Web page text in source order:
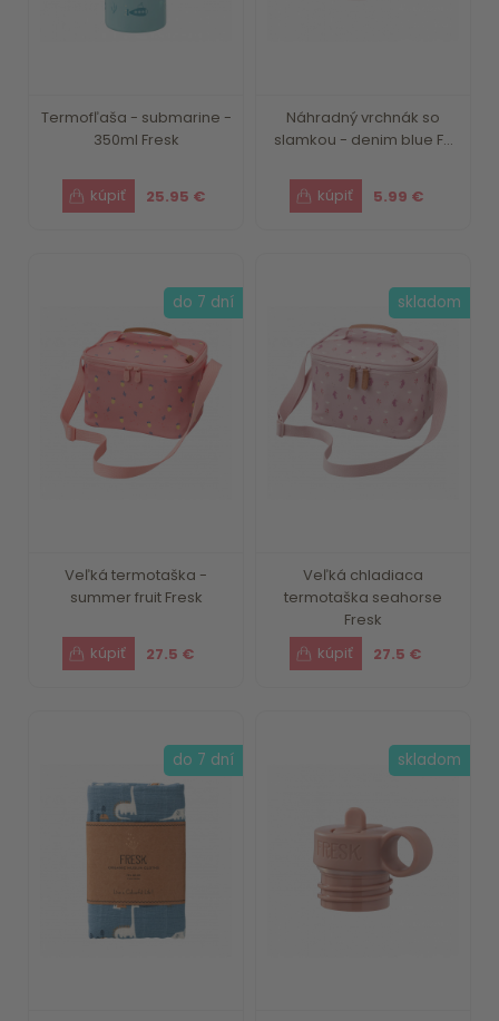
Termofľaša - submarine -
350ml Fresk
25.95 €
Náhradný vrchnák so
slamkou - denim blue F...
5.99 €
Veľká termotaška -
summer fruit Fresk
27.5 €
do 7 dní
Veľká chladiaca
termotaška seahorse
Fresk
27.5 €
skladom
do 7 dní skladom